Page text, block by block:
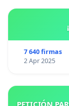
7 640 firmas
2 Apr 2025
PETICIÓN